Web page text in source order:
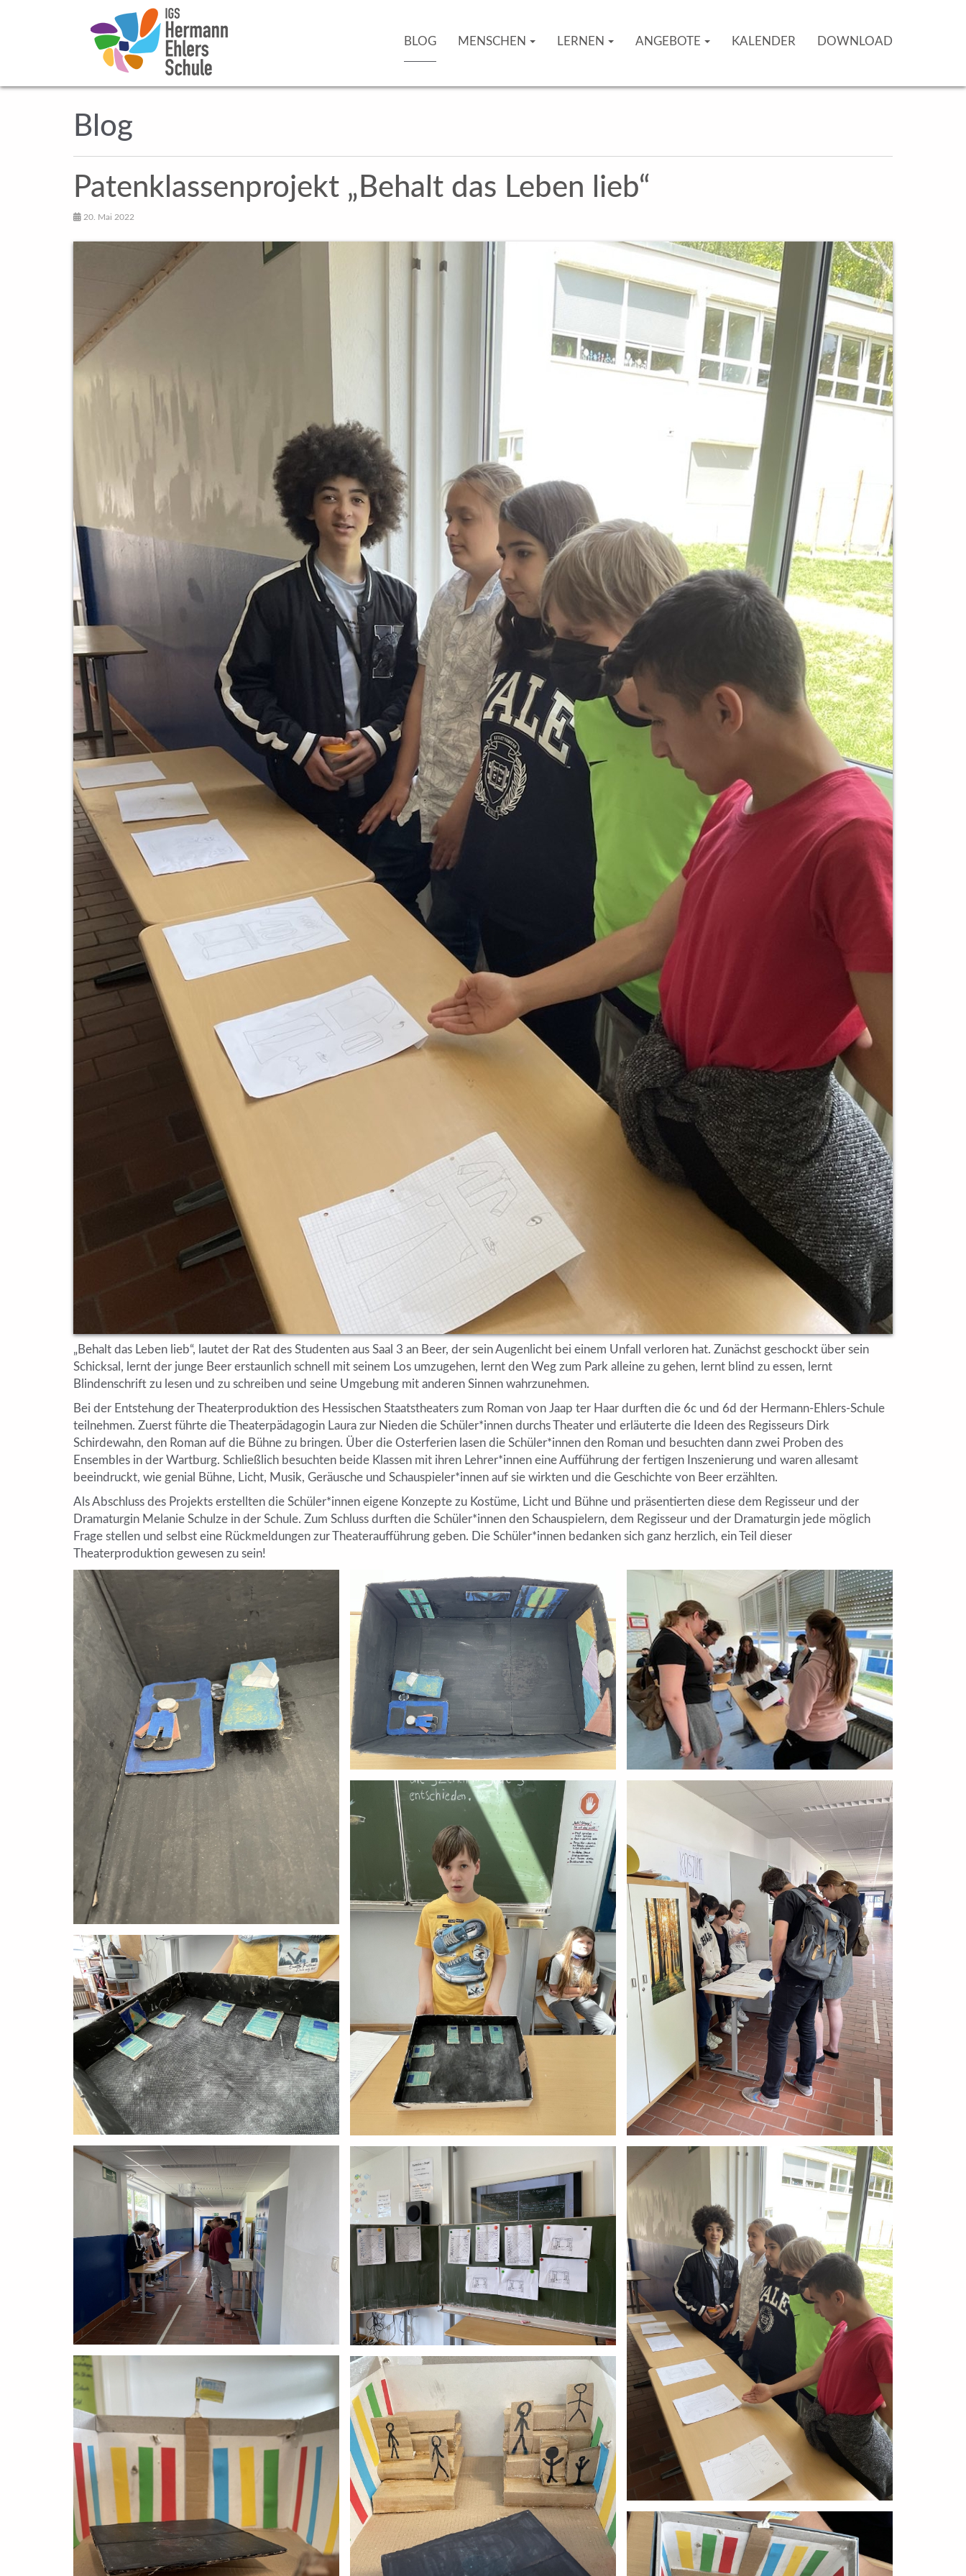
BLOG MENSCHEN LERNEN ANGEBOTE KALENDER DOWNLOAD
Blog
Patenklassenprojekt „Behalt das Leben lieb“
20. Mai 2022
„Behalt das Leben lieb“, lautet der Rat des Studenten aus Saal 3 an Beer, der sein Augenlicht bei einem Unfall verloren hat. Zunächst geschockt über sein
Schicksal, lernt der junge Beer erstaunlich schnell mit seinem Los umzugehen, lernt den Weg zum Park alleine zu gehen, lernt blind zu essen, lernt
Blindenschrift zu lesen und zu schreiben und seine Umgebung mit anderen Sinnen wahrzunehmen.
Bei der Entstehung der Theaterproduktion des Hessischen Staatstheaters zum Roman von Jaap ter Haar durften die 6c und 6d der Hermann-Ehlers-Schule
teilnehmen. Zuerst führte die Theaterpädagogin Laura zur Nieden die Schüler*innen durchs Theater und erläuterte die Ideen des Regisseurs Dirk
Schirdewahn, den Roman auf die Bühne zu bringen. Über die Osterferien lasen die Schüler*innen den Roman und besuchten dann zwei Proben des
Ensembles in der Wartburg. Schließlich besuchten beide Klassen mit ihren Lehrer*innen eine Aufführung der fertigen Inszenierung und waren allesamt
beeindruckt, wie genial Bühne, Licht, Musik, Geräusche und Schauspieler*innen auf sie wirkten und die Geschichte von Beer erzählten.
Als Abschluss des Projekts erstellten die Schüler*innen eigene Konzepte zu Kostüme, Licht und Bühne und präsentierten diese dem Regisseur und der
Dramaturgin Melanie Schulze in der Schule. Zum Schluss durften die Schüler*innen den Schauspielern, dem Regisseur und der Dramaturgin jede möglich
Frage stellen und selbst eine Rückmeldungen zur Theateraufführung geben. Die Schüler*innen bedanken sich ganz herzlich, ein Teil dieser
Theaterproduktion gewesen zu sein!